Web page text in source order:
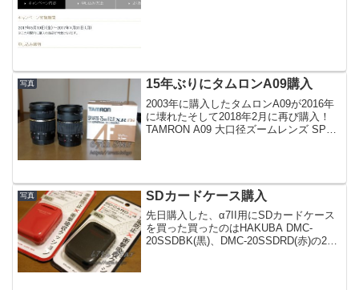
写真 15年ぶりにタムロンA09購入
2003年に購入したタムロンA09が2016年
に壊れたそして2018年2月に再び購入！
TAMRON A09 大口径ズームレンズ SP
写真 SDカードケース購入
先日購入した、α7II用にSDカードケース
を買った買ったのはHAKUBA DMC-
20SSDBK(黒)、DMC-20SSDRD(赤)の2つ